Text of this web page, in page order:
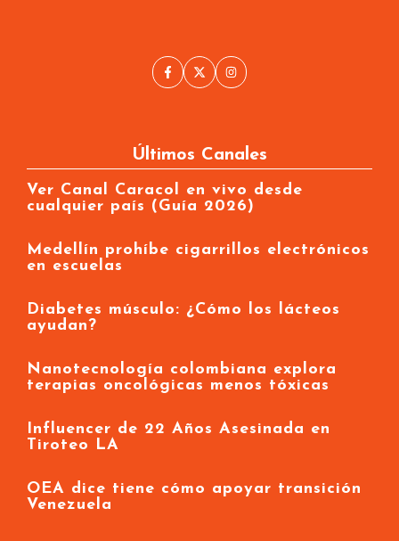
Últimos Canales
Ver Canal Caracol en vivo desde
cualquier país (Guía 2026)
Medellín prohíbe cigarrillos electrónicos
en escuelas
Diabetes músculo: ¿Cómo los lácteos
ayudan?
Nanotecnología colombiana explora
terapias oncológicas menos tóxicas
Influencer de 22 Años Asesinada en
Tiroteo LA